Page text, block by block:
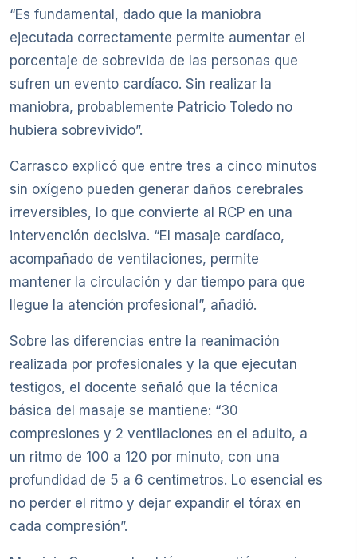
“Es fundamental, dado que la maniobra
ejecutada correctamente permite aumentar el
porcentaje de sobrevida de las personas que
sufren un evento cardíaco. Sin realizar la
maniobra, probablemente Patricio Toledo no
hubiera sobrevivido”.
Carrasco explicó que entre tres a cinco minutos
sin oxígeno pueden generar daños cerebrales
irreversibles, lo que convierte al RCP en una
intervención decisiva. “El masaje cardíaco,
acompañado de ventilaciones, permite
mantener la circulación y dar tiempo para que
llegue la atención profesional”, añadió.
Sobre las diferencias entre la reanimación
realizada por profesionales y la que ejecutan
testigos, el docente señaló que la técnica
básica del masaje se mantiene: “30
compresiones y 2 ventilaciones en el adulto, a
un ritmo de 100 a 120 por minuto, con una
profundidad de 5 a 6 centímetros. Lo esencial es
no perder el ritmo y dejar expandir el tórax en
cada compresión”.